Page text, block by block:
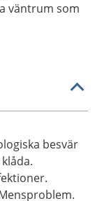
väntrum som
besvär